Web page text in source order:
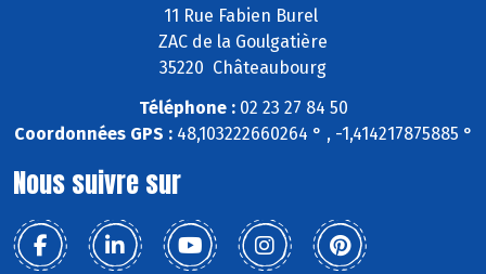
11 Rue Fabien Burel
ZAC de la Goulgatière
35220 Châteaubourg
Téléphone :02 23 27 84 50
Coordonnées GPS :48,103222660264 ° , -1,414217875885 °
Nous suivre sur